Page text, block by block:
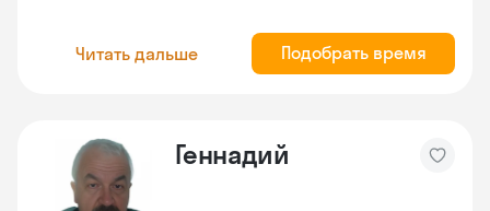
Читать дальше Подобрать время
Геннадий